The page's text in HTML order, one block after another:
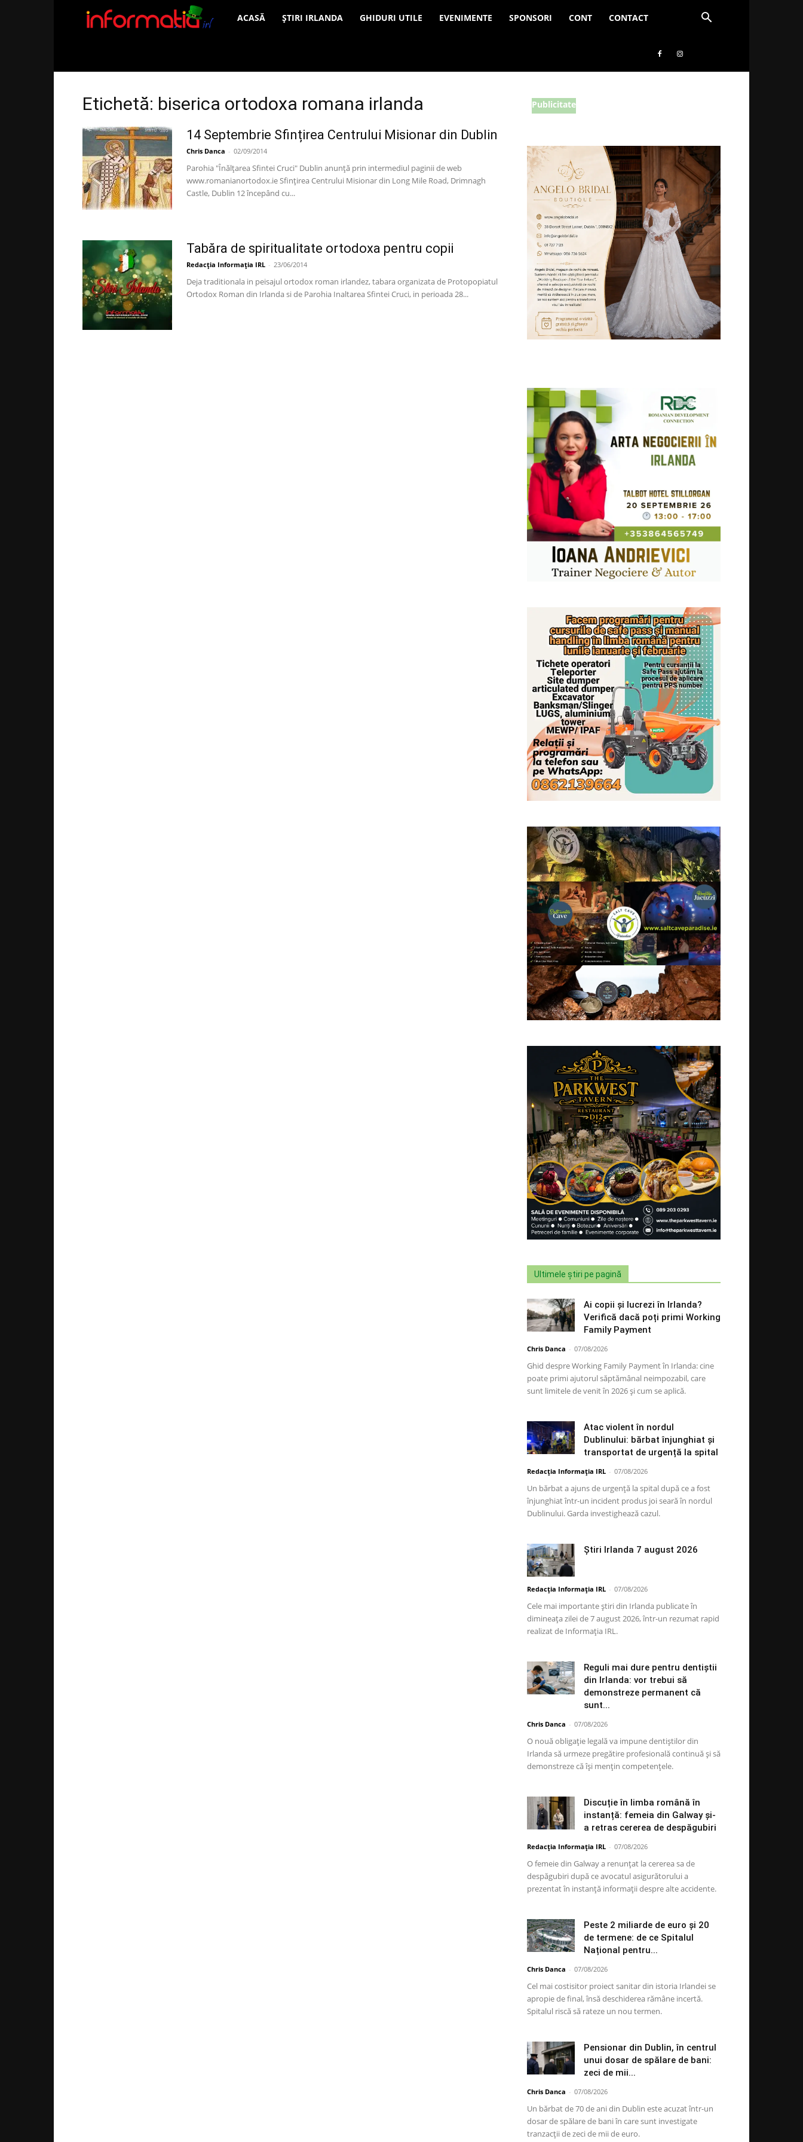
Informația
ACASĂ ȘTIRI IRLANDA GHIDURI UTILE EVENIMENTE SPONSORI CONT CONTACT
Etichetă: biserica ortodoxa romana irlanda
14 Septembrie Sfințirea Centrului Misionar din Dublin
Chris Danca - 02/09/2014
Parohia "Înălțarea Sfintei Cruci" Dublin anunță prin intermediul paginii de web
www.romanianortodox.ie Sfințirea Centrului Misionar din Long Mile Road, Drimnagh
Castle, Dublin 12 începând cu...
Tabăra de spiritualitate ortodoxa pentru copii
Redacția Informația IRL - 23/06/2014
Deja traditionala in peisajul ortodox roman irlandez, tabara organizata de Protopopiatul
Ortodox Roman din Irlanda si de Parohia Inaltarea Sfintei Cruci, in perioada 28...
Publicitate
Ultimele știri pe pagină
Ai copii și lucrezi în Irlanda?
Verifică dacă poți primi Working
Family Payment
Chris Danca - 07/08/2026
Ghid despre Working Family Payment în Irlanda: cine
poate primi ajutorul săptămânal neimpozabil, care
sunt limitele de venit în 2026 și cum se aplică.
Atac violent în nordul
Dublinului: bărbat înjunghiat și
transportat de urgență la spital
Redacția Informația IRL - 07/08/2026
Un bărbat a ajuns de urgență la spital după ce a fost
înjunghiat într-un incident produs joi seară în nordul
Dublinului. Garda investighează cazul.
Știri Irlanda 7 august 2026
Redacția Informația IRL - 07/08/2026
Cele mai importante știri din Irlanda publicate în
dimineața zilei de 7 august 2026, într-un rezumat rapid
realizat de Informația IRL.
Reguli mai dure pentru dentiștii
din Irlanda: vor trebui să
demonstreze permanent că
sunt...
Chris Danca - 07/08/2026
O nouă obligație legală va impune dentiștilor din
Irlanda să urmeze pregătire profesională continuă și să
demonstreze că își mențin competențele.
Discuție în limba română în
instanță: femeia din Galway și-
a retras cererea de despăgubiri
Redacția Informația IRL - 07/08/2026
O femeie din Galway a renunțat la cererea sa de
despăgubiri după ce avocatul asigurătorului a
prezentat în instanță informații despre alte accidente.
Peste 2 miliarde de euro și 20
de termene: de ce Spitalul
Național pentru...
Chris Danca - 07/08/2026
Cel mai costisitor proiect sanitar din istoria Irlandei se
apropie de final, însă deschiderea rămâne incertă.
Spitalul riscă să rateze un nou termen.
Pensionar din Dublin, în centrul
unui dosar de spălare de bani:
zeci de mii...
Chris Danca - 07/08/2026
Un bărbat de 70 de ani din Dublin este acuzat într-un
dosar de spălare de bani în care sunt investigate
tranzacții de zeci de mii de euro.